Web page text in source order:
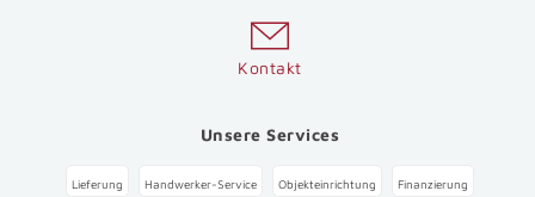
Kontakt
Unsere Services
Lieferung Handwerker-Service Objekteinrichtung Finanzierung